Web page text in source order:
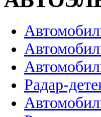
Радар-